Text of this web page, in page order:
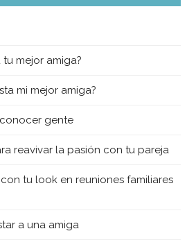
mejor amiga?
mi mejor amiga?
gente
reavivar la pasión con tu pareja
tu look en reuniones familiares
a una amiga